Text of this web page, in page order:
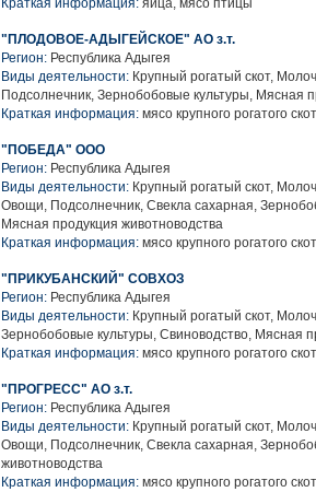
Краткая информация: яйца, мясо птицы
"ПЛОДОВОЕ-АДЫГЕЙСКОЕ" АО з.т.
Регион: Республика Адыгея
Виды деятельности: Крупный рогатый скот,
Подсолнечник, Зернобобовые культуры, Мясная
Краткая информация: мясо крупного рогатого
"ПОБЕДА" ООО
Регион: Республика Адыгея
Виды деятельности: Крупный рогатый скот,
Овощи, Подсолнечник, Свекла сахарная,
Мясная продукция животноводства
Краткая информация: мясо крупного рогатого
"ПРИКУБАНСКИЙ" СОВХОЗ
Регион: Республика Адыгея
Виды деятельности: Крупный рогатый скот,
Зернобобовые культуры, Свиноводство, Мясная
Краткая информация: мясо крупного рогатого
"ПРОГРЕСС" АО з.т.
Регион: Республика Адыгея
Виды деятельности: Крупный рогатый скот,
Овощи, Подсолнечник, Свекла сахарная,
животноводства
Краткая информация: мясо крупного рогатого